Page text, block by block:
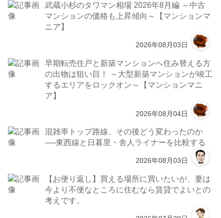
武蔵小杉のタワマン相場 2026年8月編 ～中古
マンションの価格も上昇傾向～【マンションマ
ニア】
2026年08月03日
早期転売住戸と新築マンションへ住み替える方
の出物は狙い目！ ～大型新築マンションが竣工
するエリアをロックオン～【マンションマニ
ア】
2026年08月04日
混雑率トップ路線、その後どう変わったのか
──東西線と日暮里・舎人ライナーを比較する
2026年08月03日
【お便り返し】買える場所に買いたいが、妻は
今より不便なところに住むなら賃貸でよいとの
考えです。